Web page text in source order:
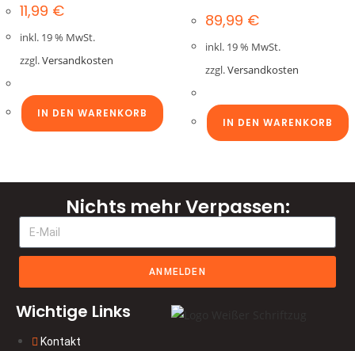
11,99 €
inkl. 19 % MwSt.
zzgl.Versandkosten
IN DEN WARENKORB
89,99 €
inkl. 19 % MwSt.
zzgl.Versandkosten
IN DEN WARENKORB
Nichts mehr Verpassen:
ANMELDEN
Wichtige Links
Kontakt